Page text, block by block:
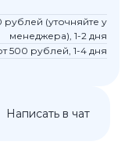
рублей (уточняйте у
менеджера), 1-2 дня
500 рублей, 1-4 дня
Написать в чат